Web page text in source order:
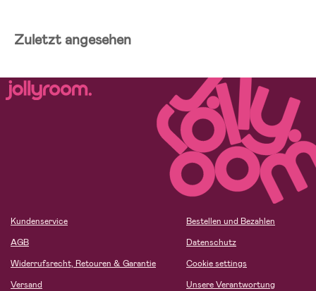
Zuletzt angesehen
Kundenservice
AGB
Widerrufsrecht, Retouren & Garantie
Versand
Bestellen und Bezahlen
Datenschutz
Cookie settings
Unsere Verantwortung